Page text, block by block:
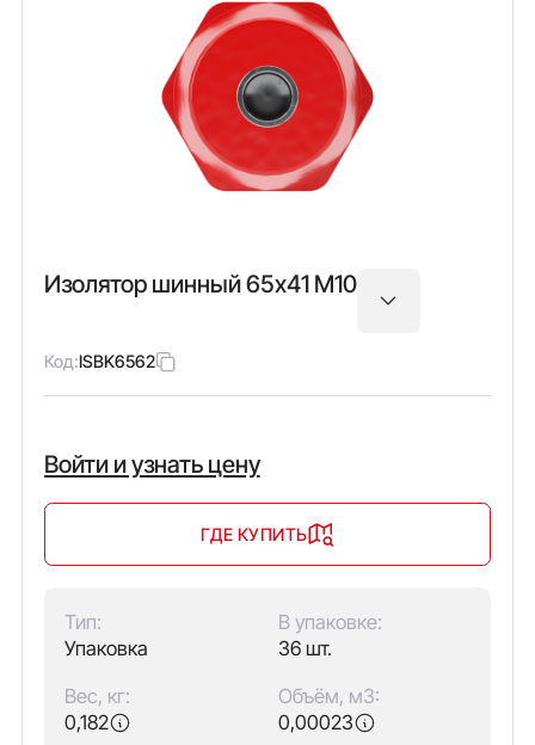
Изолятор шинный 65х41 М10
Код:ISBK6562
Войти и узнать цену
ГДЕ КУПИТЬ
Тип:
Упаковка
В упаковке:
36 шт.
Вес, кг:
0,182
Объём, м3:
0,00023